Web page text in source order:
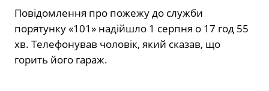
Повідомлення про пожежу до служби
порятунку «101» надійшло 1 серпня о 17 год 55
хв. Телефонував чоловік, який сказав, що
горить його гараж.